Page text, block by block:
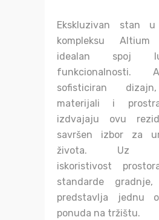
Ekskluzivan stan u
kompleksu Altium
idealan spoj
funkcionalnosti.
sofisticiran
materijali i
izdvajaju ovu
savršen izbor za
života. Uz
iskoristivost
standarde
predstavlja jednu
ponuda na tržištu.